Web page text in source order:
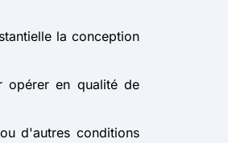
la conception
opérer en qualité de
d'autres conditions